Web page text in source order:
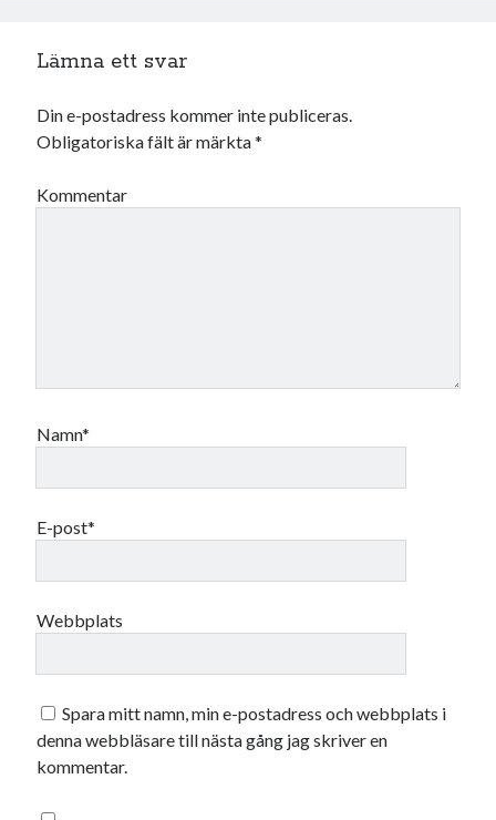
Lämna ett svar
Din e-postadress kommer inte publiceras.
Obligatoriska fält är märkta*
Kommentar
Namn*
E-post*
Webbplats
Spara mitt namn, min e-postadress och webbplats i
denna webbläsare till nästa gång jag skriver en
kommentar.